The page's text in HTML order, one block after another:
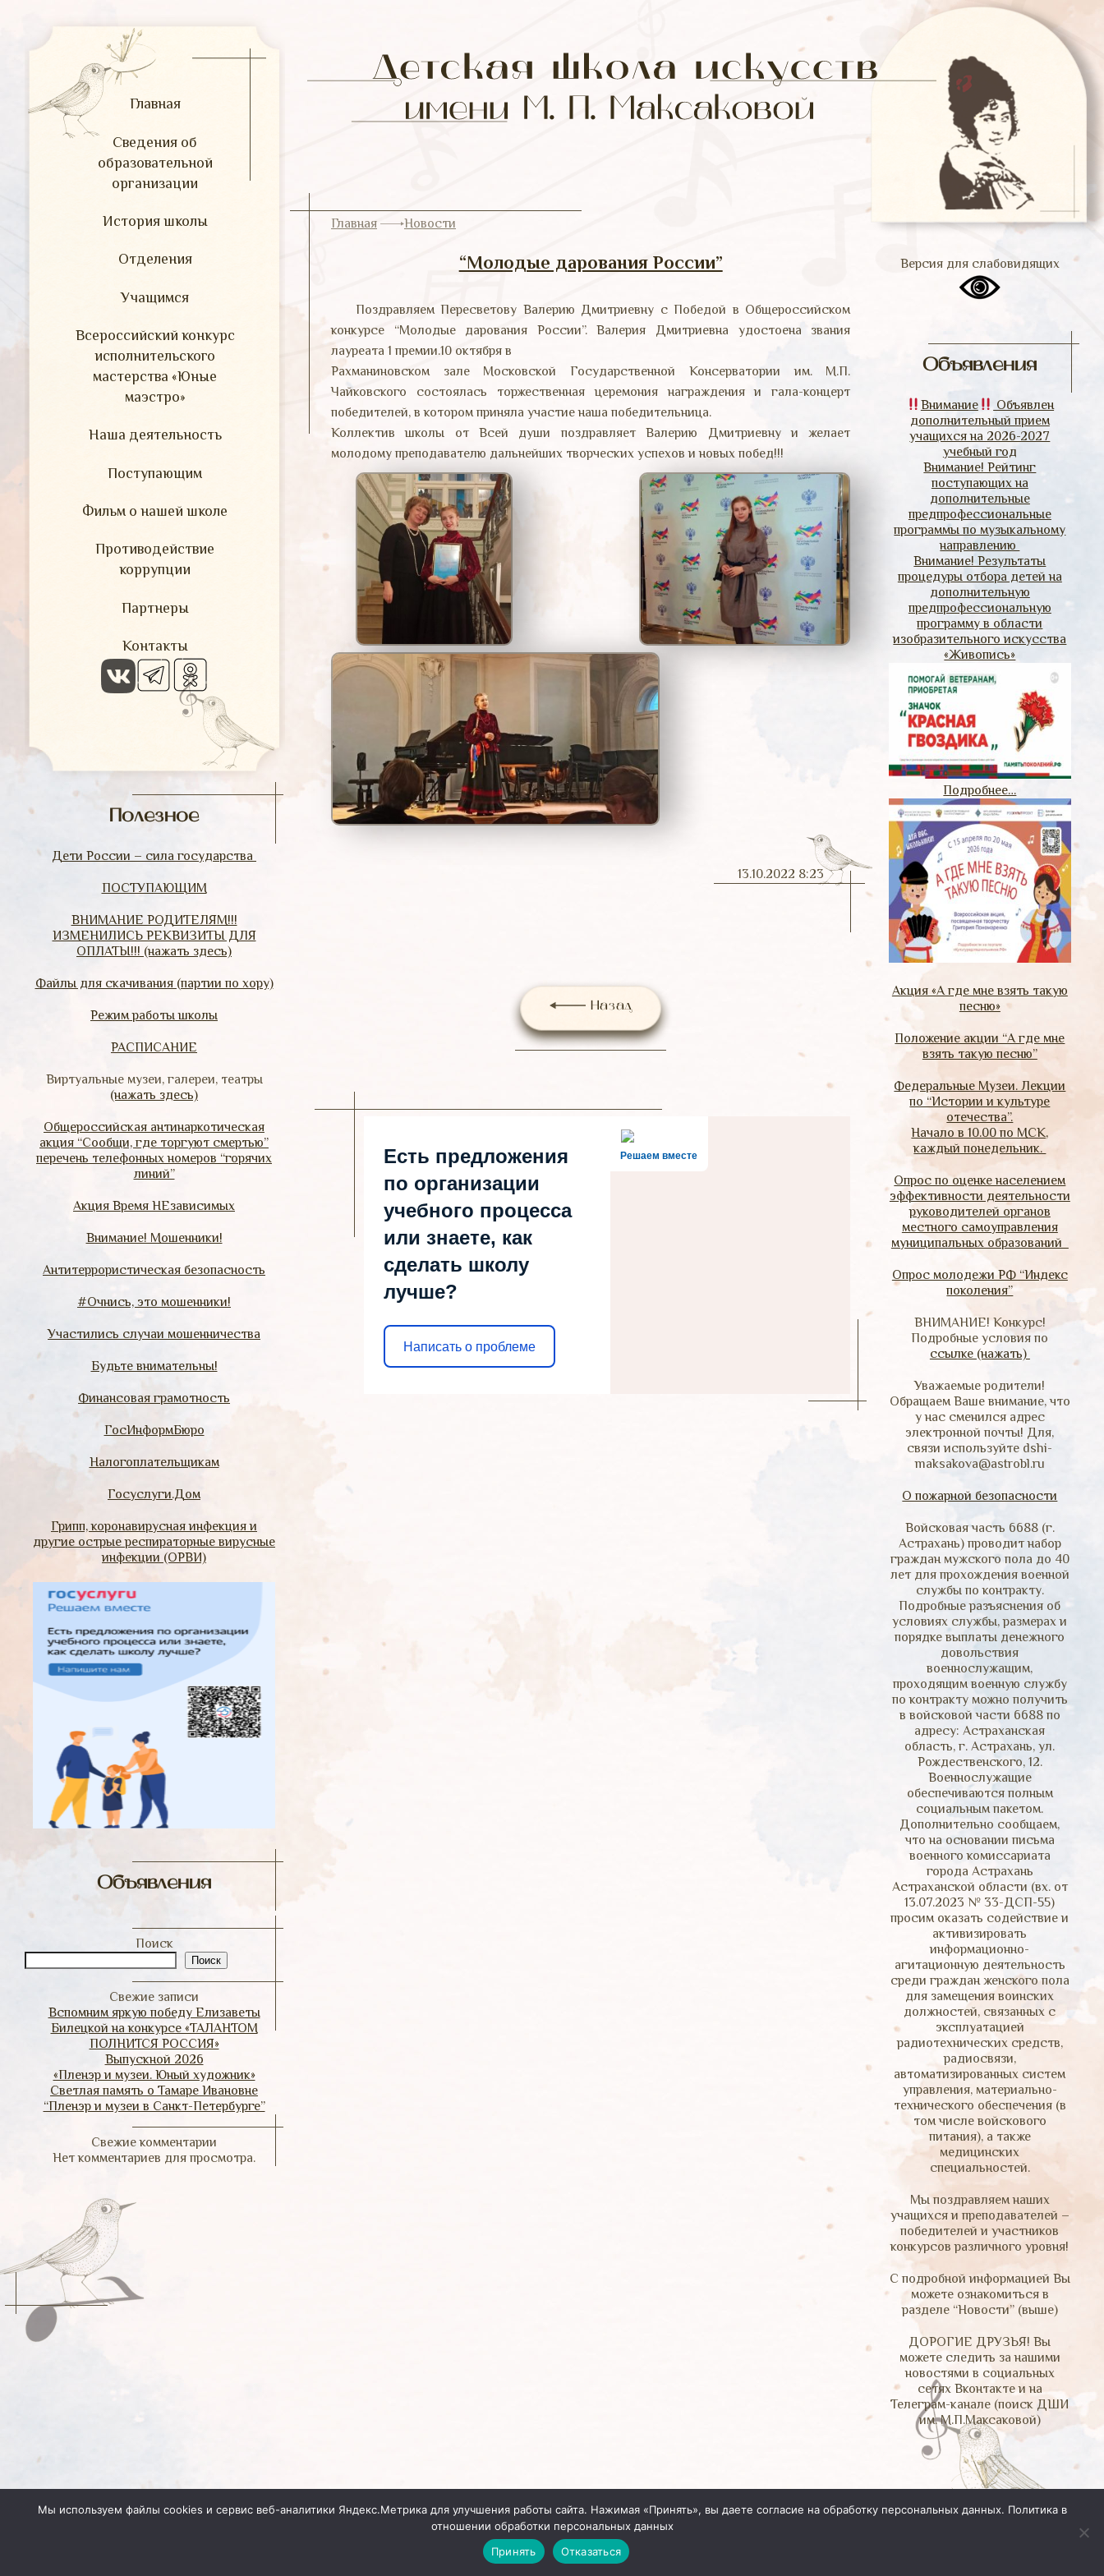
Главная
Сведения об
образовательной
организации
История школы
Отделения
Учащимся
Всероссийский конкурс
исполнительского
мастерства «Юные
маэстро»
Наша деятельность
Поступающим
Фильм о нашей школе
Противодействие
коррупции
Партнеры
Контакты
Полезное
Дети России – сила государства
ПОСТУПАЮЩИМ
ВНИМАНИЕ РОДИТЕЛЯМ!!!
ИЗМЕНИЛИСЬ РЕКВИЗИТЫ ДЛЯ
ОПЛАТЫ!!! (нажать здесь)
Файлы для скачивания (партии по хору)
Режим работы школы
РАСПИСАНИЕ
Виртуальные музеи, галереи, театры
(нажать здесь)
Общероссийская антинаркотическая
акция “Сообщи, где торгуют смертью”
перечень телефонных номеров “горячих
линий”
Акция Время НЕзависимых
Внимание! Мошенники!
Антитеррористическая безопасность
#Очнись, это мошенники!
Участились случаи мошенничества
Будьте внимательны!
Финансовая грамотность
ГосИнформБюро
Налогоплательщикам
Госуслуги.Дом
Грипп, коронавирусная инфекция и
другие острые респираторные вирусные
инфекции (ОРВИ)
Объявления
Поиск
Поиск
Свежие записи
Вспомним яркую победу Елизаветы
Билецкой на конкурсе «ТАЛАНТОМ
ПОЛНИТСЯ РОССИЯ»
Выпускной 2026
«Пленэр и музеи. Юный художник»
Светлая память о Тамаре Ивановне
“Пленэр и музеи в Санкт-Петербурге”
Свежие комментарии
Нет комментариев для просмотра.
Главная Новости
“Молодые дарования России”
Поздравляем Пересветову Валерию Дмитриевну с Победой в Общероссийском
конкурсе “Молодые дарования России”. Валерия Дмитриевна удостоена звания
лауреата 1 премии.10 октября в
Рахманиновском зале Московской Государственной Консерватории им. М.П.
Чайковского состоялась торжественная церемония награждения и гала-концерт
победителей, в котором приняла участие наша победительница.
Коллектив школы от Всей души поздравляет Валерию Дмитриевну и желает
молодому преподавателю дальнейших творческих успехов и новых побед!!!
13.10.2022 8:23
Назад
Решаем вместе
Есть предложения
по организации
учебного процесса
или знаете, как
сделать школу
лучше?
Написать о проблеме
Версия для слабовидящих
Объявления
Внимание
Объявлен
дополнительный прием
учащихся на 2026-2027
учебный год
Внимание! Рейтинг
поступающих на
дополнительные
предпрофессиональные
программы по музыкальному
направлению
Внимание! Результаты
процедуры отбора детей на
дополнительную
предпрофессиональную
программу в области
изобразительного искусства
«Живопись»
Подробнее…
Акция «А где мне взять такую
песню»
Положение акции “А где мне
взять такую песню”
Федеральные Музеи. Лекции
по “Истории и культуре
отечества”.
Начало в 10.00 по МСК,
каждый понедельник.
Опрос по оценке населением
эффективности деятельности
руководителей органов
местного самоуправления
муниципальных образований
Опрос молодежи РФ “Индекс
поколения”
ВНИМАНИЕ! Конкурс!
Подробные условия по
ссылке (нажать)
Уважаемые родители!
Обращаем Ваше внимание, что
у нас сменился адрес
электронной почты! Для,
связи используйте dshi-
maksakova@astrobl.ru
О пожарной безопасности
Войсковая часть 6688 (г.
Астрахань) проводит набор
граждан мужского пола до 40
лет для прохождения военной
службы по контракту.
Подробные разъяснения об
условиях службы, размерах и
порядке выплаты денежного
довольствия
военнослужащим,
проходящим военную службу
по контракту можно получить
в войсковой части 6688 по
адресу: Астраханская
область, г. Астрахань, ул.
Рождественского, 12.
Военнослужащие
обеспечиваются полным
социальным пакетом.
Дополнительно сообщаем,
что на основании письма
военного комиссариата
города Астрахань
Астраханской области (вх. от
13.07.2023 № 33-ДСП-55)
просим оказать содействие и
активизировать
информационно-
агитационную деятельность
среди граждан женского пола
для замещения воинских
должностей, связанных с
эксплуатацией
радиотехнических средств,
радиосвязи,
автоматизированных систем
управления, материально-
технического обеспечения (в
том числе войскового
питания), а также
медицинских
специальностей.
Мы поздравляем наших
учащихся и преподавателей –
победителей и участников
конкурсов различного уровня!
С подробной информацией Вы
можете ознакомиться в
разделе “Новости” (выше)
ДОРОГИЕ ДРУЗЬЯ! Вы
можете следить за нашими
новостями в социальных
сетях Вконтакте и на
Телеграм-канале (поиск ДШИ
им. М.П.Максаковой)
Сайт созданInterDIZ
Мы используем файлы cookies и сервис веб-аналитики Яндекс.Метрика для улучшения работы сайта. Нажимая «Принять», вы даете согласие на обработку персональных данных. Политика в
отношении обработки персональных данных
Принять
Отказаться